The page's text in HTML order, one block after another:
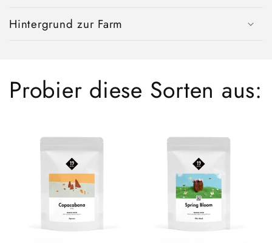
Hintergrund zur Farm
Probier diese Sorten aus: